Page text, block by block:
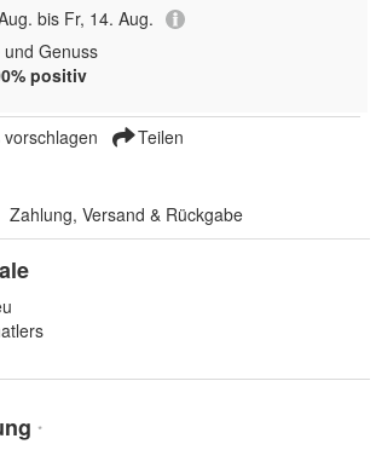
bis Fr, 14. Aug.
und Genuss
positiv
vorschlagen Teilen
Zahlung, Versand & Rückgabe
*